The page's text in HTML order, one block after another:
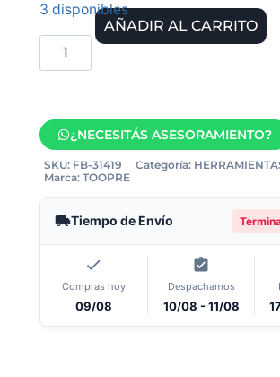
3 disponibles
AÑADIR AL CARRITO
¿NECESITÁS ASESORAMIENTO?
SKU: FB-31419 Categoría:
Marca: TOOPRE
Tiempo de Envío
Compras hoy
09/08
Despachamos
10/08 - 11/08